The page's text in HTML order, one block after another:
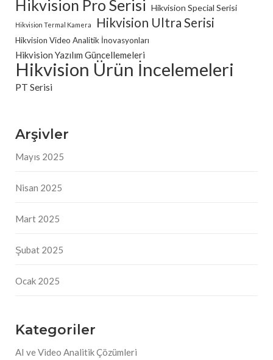
Hikvision Pro Serisi Hikvision Special Serisi
Hikvision Termal Kamera Hikvision Ultra Serisi
Hikvision Video Analitik İnovasyonları
Hikvision Yazılım Güncellemeleri
Hikvision Ürün İncelemeleri
PT Serisi
Arşivler
Mayıs 2025
Nisan 2025
Mart 2025
Şubat 2025
Ocak 2025
Kategoriler
AI ve Video Analitik Çözümleri